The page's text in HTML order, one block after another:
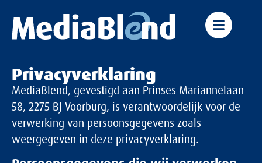
Privacyverklaring
MediaBlend, gevestigd aan Prinses Mariannelaan
58, 2275 BJ Voorburg, is verantwoordelijk voor de
verwerking van persoonsgegevens zoals
weergegeven in deze privacyverklaring.